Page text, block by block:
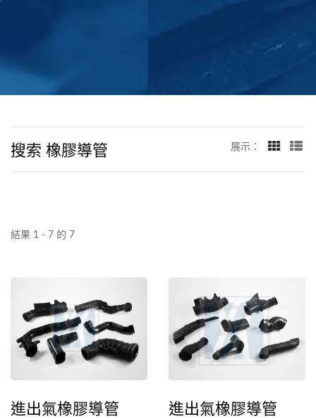
搜索 橡膠導管 展示：
結果 1 - 7 的 7
進出氣橡膠導管 進出氣橡膠導管